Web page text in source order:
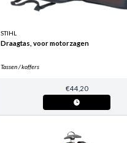
STIHL
Draagtas, voor motorzagen
Tassen / koffers
€44,20